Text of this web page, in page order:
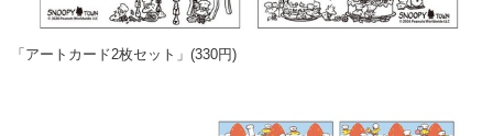
「アートカード2枚セット」(330円)